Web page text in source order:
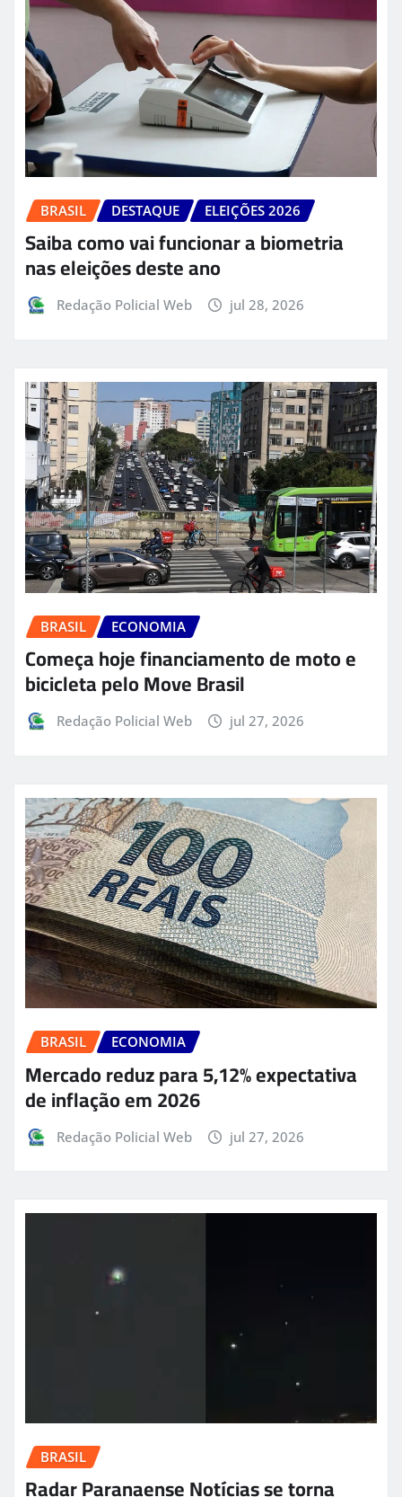
BRASIL DESTAQUE ELEIÇÕES 2026
Saiba como vai funcionar a biometria
nas eleições deste ano
Redação Policial Web jul 28, 2026
BRASIL ECONOMIA
Começa hoje financiamento de moto e
bicicleta pelo Move Brasil
Redação Policial Web jul 27, 2026
BRASIL ECONOMIA
Mercado reduz para 5,12% expectativa
de inflação em 2026
Redação Policial Web jul 27, 2026
BRASIL
Radar Paranaense Notícias se torna